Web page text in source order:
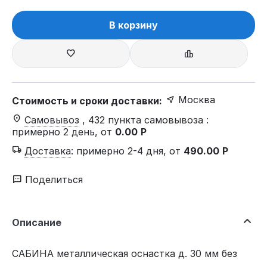
В корзину
Стоимость и сроки доставки:
Москва
Самовывоз , 432 пункта самовывоза :
примерно 2 день, от 0.00 Р
Доставка: примерно 2-4 дня, от 490.00 Р
Поделиться
Описание
САБИНА металлическая оснастка д. 30 мм без